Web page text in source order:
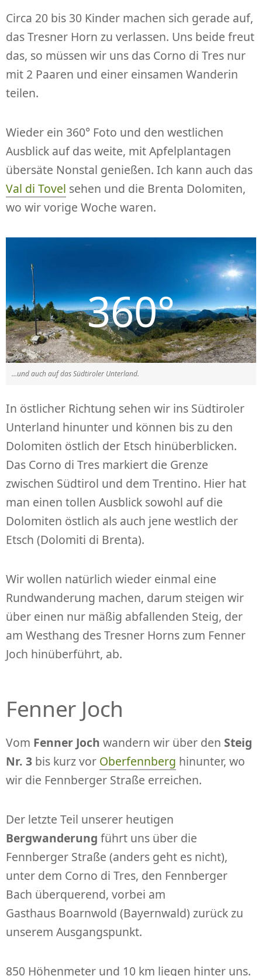
Circa 20 bis 30 Kinder machen sich gerade auf,
das Tresner Horn zu verlassen. Uns beide freut
das, so müssen wir uns das Corno di Tres nur
mit 2 Paaren und einer einsamen Wanderin
teilen.
Wieder ein 360° Foto und den westlichen
Ausblick auf das weite, mit Apfelplantagen
übersäte Nonstal genießen. Ich kann auch das
Val di Tovel sehen und die Brenta Dolomiten,
wo wir vorige Woche waren.
…und auch auf das Südtiroler Unterland.
In östlicher Richtung sehen wir ins Südtiroler
Unterland hinunter und können bis zu den
Dolomiten östlich der Etsch hinüberblicken.
Das Corno di Tres markiert die Grenze
zwischen Südtirol und dem Trentino. Hier hat
man einen tollen Ausblick sowohl auf die
Dolomiten östlich als auch jene westlich der
Etsch (Dolomiti di Brenta).
Wir wollen natürlich wieder einmal eine
Rundwanderung machen, darum steigen wir
über einen nur mäßig abfallenden Steig, der
am Westhang des Tresner Horns zum Fenner
Joch hinüberführt, ab.
Fenner Joch
Vom Fenner Joch wandern wir über den Steig
Nr. 3 bis kurz vor Oberfennberg hinunter, wo
wir die Fennberger Straße erreichen.
Der letzte Teil unserer heutigen
Bergwanderung führt uns über die
Fennberger Straße (anders geht es nicht),
unter dem Corno di Tres, den Fennberger
Bach überquerend, vorbei am
Gasthaus Boarnwold (Bayernwald) zurück zu
unserem Ausgangspunkt.
850 Höhenmeter und 10 km liegen hinter uns.